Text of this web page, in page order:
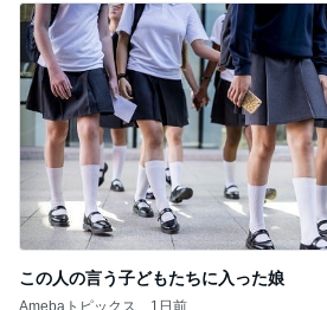
この人の言う子どもたちに入った娘
Amebaトピックス 1日前